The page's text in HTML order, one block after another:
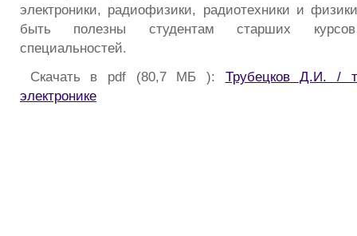
электроники, радиофизики, радиотехники и
быть полезны студентам старших курсов
специальностей.
Скачать в pdf (80,7 МБ ): Трубецков Д.И. /
электронике